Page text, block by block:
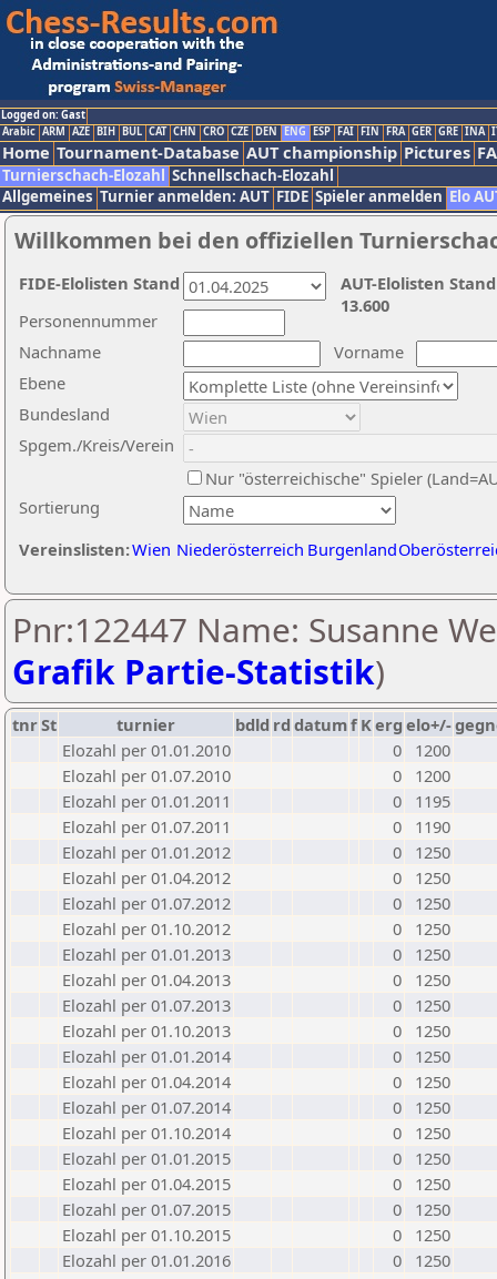
Logged on: Gast
Arabic ARM AZE BIH BUL CAT CHN CRO CZE DEN ENG ESP FAI FIN FRA GER GRE INA
Home Tournament-Database AUT championship Pictures
Turnierschach-Elozahl Schnellschach-Elozahl
Allgemeines Turnier anmelden: AUT FIDE Spieler anmelden Elo
Willkommen bei den offiziellen
Nachname
Vorname
Ebene
Sortierung
Personennummer
Bundesland
Spgem./Kreis/Verein
Nur "österreichische" Spieler
Vereinslisten:Wien Niederösterreich Burgenland
AUT-Elolisten
13.600
FIDE-Elolisten Stand
Pnr:122447 Name: Susanne
Grafik Partie-Statistik)
tnrSt turnier bdld rd datumf Kerg elo+/-
Elozahl per 01.01.2010
0
1200
Elozahl per 01.07.2010
0
1200
Elozahl per 01.01.2011
0
1195
Elozahl per 01.07.2011
0
1190
Elozahl per 01.01.2012
0
1250
Elozahl per 01.04.2012
0
1250
Elozahl per 01.07.2012
0
1250
Elozahl per 01.10.2012
0
1250
Elozahl per 01.01.2013
0
1250
Elozahl per 01.04.2013
0
1250
Elozahl per 01.07.2013
0
1250
Elozahl per 01.10.2013
0
1250
Elozahl per 01.01.2014
0
1250
Elozahl per 01.04.2014
0
1250
Elozahl per 01.07.2014
0
1250
Elozahl per 01.10.2014
0
1250
Elozahl per 01.01.2015
0
1250
Elozahl per 01.04.2015
0
1250
Elozahl per 01.07.2015
0
1250
Elozahl per 01.10.2015
0
1250
Elozahl per 01.01.2016
0
1250